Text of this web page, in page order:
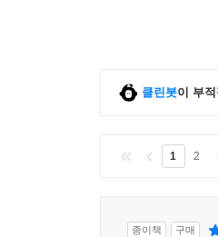
클린봇이 부
1 2
종이책 구매